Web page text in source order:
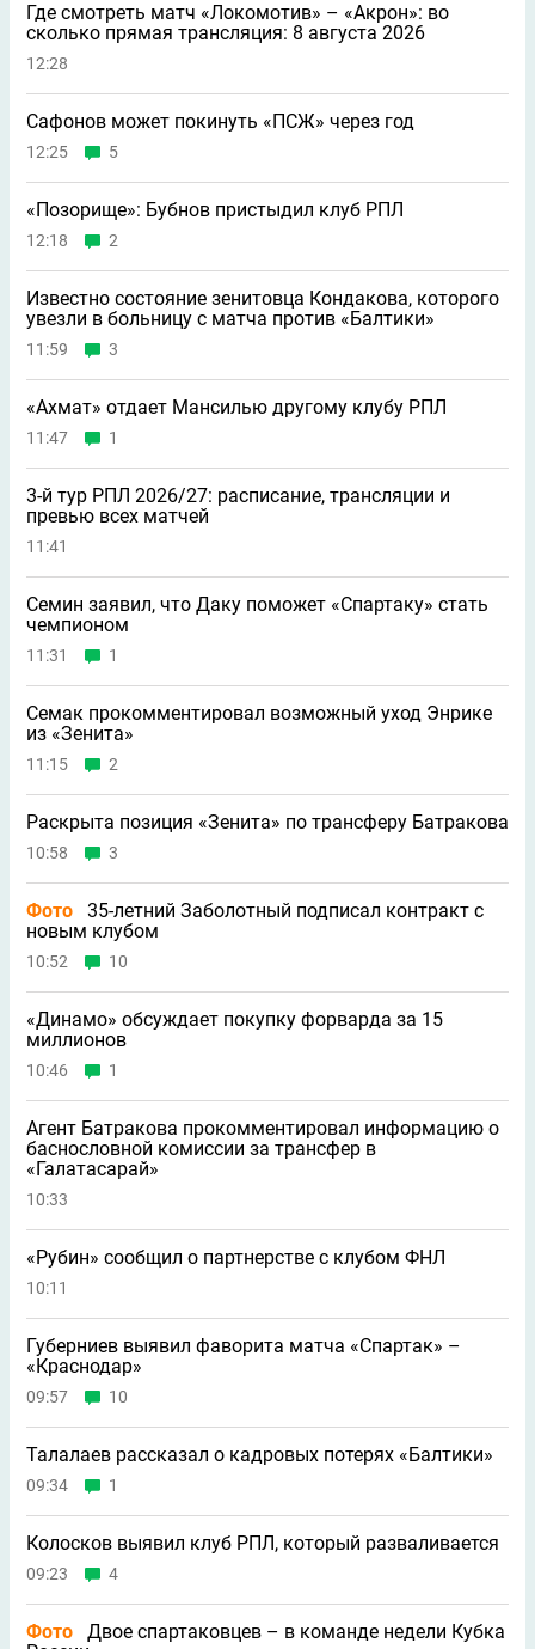
Где смотреть матч «Локомотив» – «Акрон»: во
сколько прямая трансляция: 8 августа 2026
12:28
Сафонов может покинуть «ПСЖ» через год
12:25 5
«Позорище»: Бубнов пристыдил клуб РПЛ
12:18 2
Известно состояние зенитовца Кондакова, которого
увезли в больницу с матча против «Балтики»
11:59 3
«Ахмат» отдает Мансилью другому клубу РПЛ
11:47 1
3-й тур РПЛ 2026/27: расписание, трансляции и
превью всех матчей
11:41
Семин заявил, что Даку поможет «Спартаку» стать
чемпионом
11:31 1
Семак прокомментировал возможный уход Энрике
из «Зенита»
11:15 2
Раскрыта позиция «Зенита» по трансферу Батракова
10:58 3
Фото
35-летний Заболотный подписал контракт с
новым клубом
10:52 10
«Динамо» обсуждает покупку форварда за 15
миллионов
10:46 1
Агент Батракова прокомментировал информацию о
баснословной комиссии за трансфер в
«Галатасарай»
10:33
«Рубин» сообщил о партнерстве с клубом ФНЛ
10:11
Губерниев выявил фаворита матча «Спартак» –
«Краснодар»
09:57 10
Талалаев рассказал о кадровых потерях «Балтики»
09:34 1
Колосков выявил клуб РПЛ, который разваливается
09:23 4
Фото
Двое спартаковцев – в команде недели Кубка